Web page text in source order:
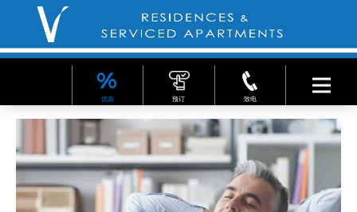
优惠 预订 致电